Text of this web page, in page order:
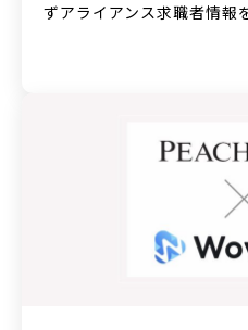
ずアライアンス求職者情報